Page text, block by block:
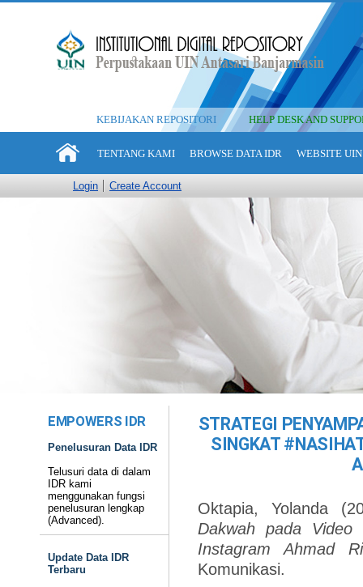
KEBIJAKAN REPOSITORI HELP DESK AND
TENTANG KAMI BROWSE DATA IDR WEBSITE
Login Create Account
EMPOWERS IDR
Penelusuran Data IDR
Telusuri data di dalam
IDR kami
menggunakan fungsi
penelusuran lengkap
(Advanced).
Update Data IDR
Terbaru
STRATEGI
SINGKAT
Oktapia, Yolanda
Dakwah pada Video
Instagram Ahmad
Komunikasi.